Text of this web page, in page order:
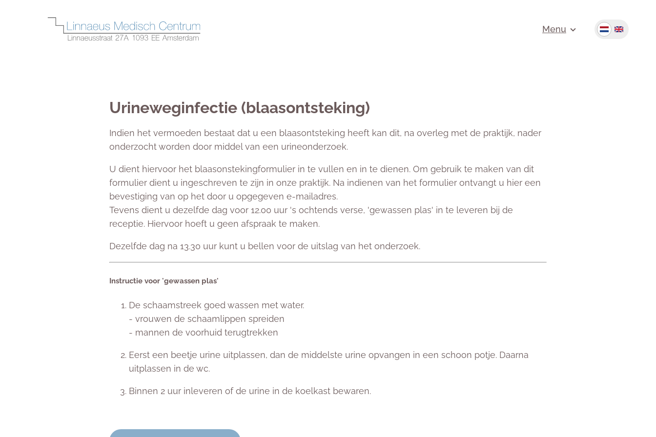
Menu
Urineweginfectie (blaasontsteking)
Indien het vermoeden bestaat dat u een blaasontsteking heeft kan dit, na overleg met de praktijk, nader
onderzocht worden door middel van een urineonderzoek.
U dient hiervoor het blaasonstekingformulier in te vullen en in te dienen. Om gebruik te maken van dit
formulier dient u ingeschreven te zijn in onze praktijk. Na indienen van het formulier ontvangt u hier een
bevestiging van op het door u opgegeven e-mailadres.
Tevens dient u dezelfde dag voor 12.00 uur 's ochtends verse, 'gewassen plas' in te leveren bij de
receptie. Hiervoor hoeft u geen afspraak te maken.
Dezelfde dag na 13.30 uur kunt u bellen voor de uitslag van het onderzoek.
Instructie voor 'gewassen plas'
De schaamstreek goed wassen met water.
- vrouwen de schaamlippen spreiden
- mannen de voorhuid terugtrekken
Eerst een beetje urine uitplassen, dan de middelste urine opvangen in een schoon potje. Daarna
uitplassen in de wc.
Binnen 2 uur inleveren of de urine in de koelkast bewaren.